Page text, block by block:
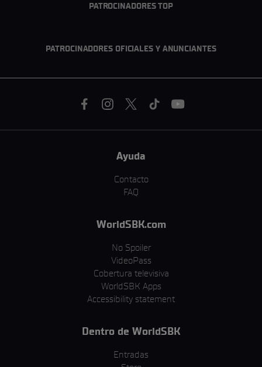
PATROCINADORES TOP
PATROCINADORES OFICIALES Y ANUNCIANTES
Ayuda
Contacto
FAQ
WorldSBK.com
No Spoiler
VideoPass
Cobertura televisiva
WorldSBK Apps
Accessibility statement
Dentro de WorldSBK
Entradas